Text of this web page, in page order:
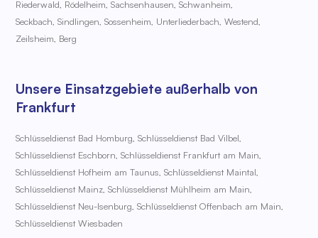
Riederwald, Rödelheim,Sachsenhausen,Schwanheim,
Seckbach, Sindlingen,Sossenheim, Unterliederbach,Westend,
Zeilsheim, Berg
Unsere Einsatzgebiete außerhalb von
Frankfurt
Schlüsseldienst Bad Homburg,Schlüsseldienst Bad Vilbel,
Schlüsseldienst Eschborn,Schlüsseldienst Frankfurt am Main,
Schlüsseldienst Hofheim am Taunus, Schlüsseldienst Maintal,
Schlüsseldienst Mainz,Schlüsseldienst Mühlheim am Main,
Schlüsseldienst Neu-Isenburg,Schlüsseldienst Offenbach am Main,
Schlüsseldienst Wiesbaden